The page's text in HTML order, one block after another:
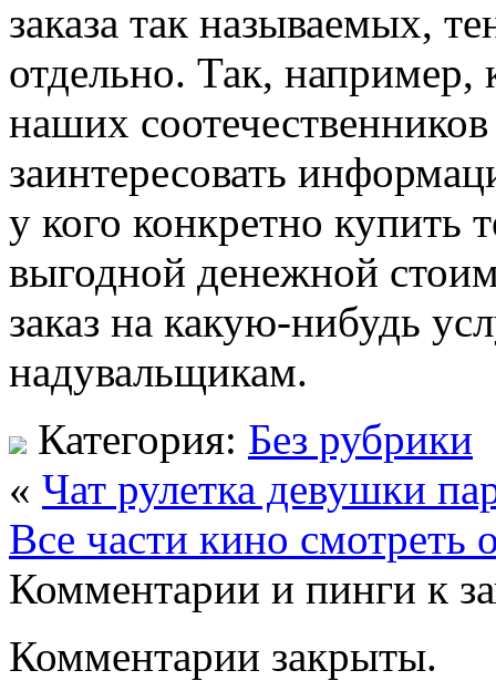
заказа так называемых,
отдельно. Так, например,
наших
заинтересовать
у кого конкретно купить
выгодной денежной
заказ на какую-нибудь
надувальщикам.
Категория: Без рубрики
« Чат рулетка девушки
Все части кино смотреть
Комментарии и пинги к
Комментарии закрыты.